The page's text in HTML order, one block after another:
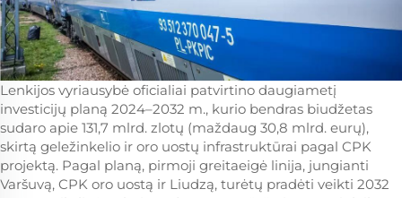
Lenkijos vyriausybė oficialiai patvirtino daugiametį
investicijų planą 2024–2032 m., kurio bendras biudžetas
sudaro apie 131,7 mlrd. zlotų (maždaug 30,8 mlrd. eurų),
skirtą geležinkelio ir oro uostų infrastruktūrai pagal CPK
projektą. Pagal planą, pirmoji greitaeigė linija, jungianti
Varšuvą, CPK oro uostą ir Liudzą, turėtų pradėti veikti 2032